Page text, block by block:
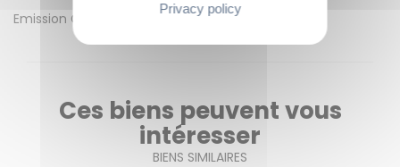
Emission GES
Ces biens peuvent vous
intéresser
BIENS SIMILAIRES
Privacy policy